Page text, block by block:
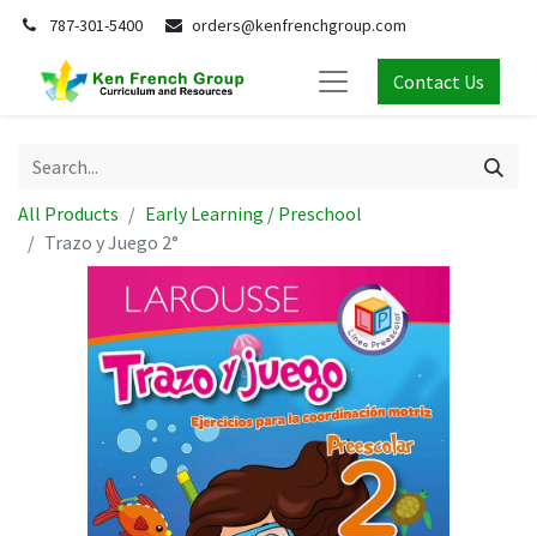
787-301-5400 orders@kenfrenchgroup.com
Contact Us
All Products
Early Learning / Preschool
Trazo y Juego 2°